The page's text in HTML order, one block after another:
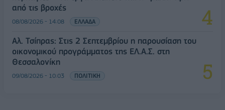
από τις βροχές
08/08/2026 - 14:08 ΕΛΛΑΔΑ
Αλ. Τσίπρας: Στις 2 Σεπτεμβρίου η παρουσίαση του
οικονομικού προγράμματος της ΕΛ.Α.Σ. στη
Θεσσαλονίκη
09/08/2026 - 10:03 ΠΟΛΙΤΙΚΗ